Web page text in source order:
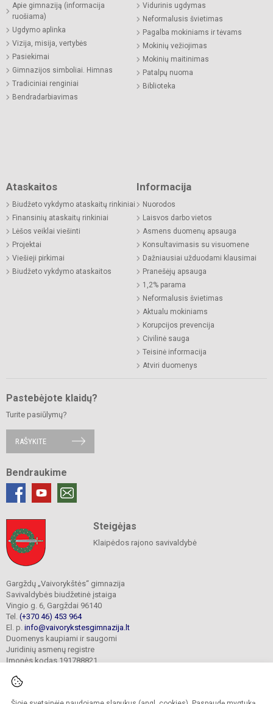
Apie gimnaziją (informacija
ruošiama)
Ugdymo aplinka
Vizija, misija, vertybės
Pasiekimai
Gimnazijos simboliai. Himnas
Tradiciniai renginiai
Bendradarbiavimas
Vidurinis ugdymas
Neformalusis švietimas
Pagalba mokiniams ir tėvams
Mokinių vežiojimas
Mokinių maitinimas
Patalpų nuoma
Biblioteka
Ataskaitos
Biudžeto vykdymo ataskaitų rinkiniai
Finansinių ataskaitų rinkiniai
Lėšos veiklai viešinti
Projektai
Viešieji pirkimai
Biudžeto vykdymo ataskaitos
Informacija
Nuorodos
Laisvos darbo vietos
Asmens duomenų apsauga
Konsultavimasis su visuomene
Dažniausiai užduodami klausimai
Pranešėjų apsauga
1,2% parama
Neformalusis švietimas
Aktualu mokiniams
Korupcijos prevencija
Civilinė sauga
Teisinė informacija
Atviri duomenys
Pastebėjote klaidų?
Turite pasiūlymų?
RAŠYKITE
Bendraukime
Steigėjas
Klaipėdos rajono savivaldybė
Gargždų „Vaivorykštės“ gimnazija
Savivaldybės biudžetinė įstaiga
Vingio g. 6, Gargždai 96140
Tel. (+370 46) 453 964
El. p. info@vaivorykstesgimnazija.lt
Duomenys kaupiami ir saugomi
Juridinių asmenų registre
Įmonės kodas 191788821